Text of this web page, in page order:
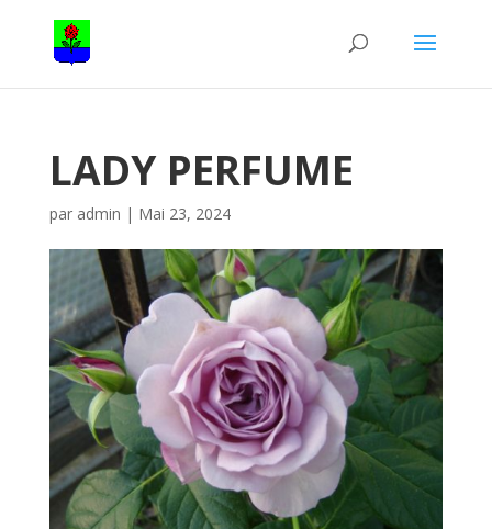
LADY PERFUME
par admin | Mai 23, 2024